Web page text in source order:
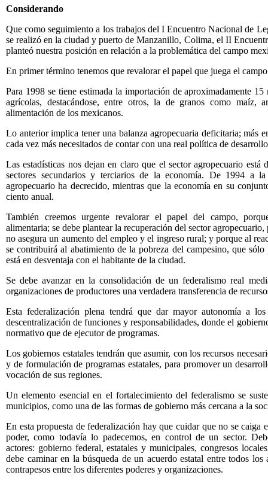
Considerando
Que como seguimiento a los trabajos del I Encuentro Nacional de
se realizó en la ciudad y puerto de Manzanillo, Colima, el II
planteó nuestra posición en relación a la problemática del campo
En primer término tenemos que revalorar el papel que juega el
Para 1998 se tiene estimada la importación de aproximadamente
agrícolas, destacándose, entre otros, la de granos como
alimentación de los mexicanos.
Lo anterior implica tener una balanza agropecuaria deficitaria; más
cada vez más necesitados de contar con una real política de
Las estadísticas nos dejan en claro que el sector agropecuario está
sectores secundarios y terciarios de la economía. De 1994 a
agropecuario ha decrecido, mientras que la economía en su
ciento anual.
También creemos urgente revalorar el papel del campo,
alimentaria; se debe plantear la recuperación del sector
no asegura un aumento del empleo y el ingreso rural; y porque al
se contribuirá al abatimiento de la pobreza del campesino, que
está en desventaja con el habitante de la ciudad.
Se debe avanzar en la consolidación de un federalismo real
organizaciones de productores una verdadera transferencia de
Esta federalización plena tendrá que dar mayor autonomía a
descentralización de funciones y responsabilidades, donde el
normativo que de ejecutor de programas.
Los gobiernos estatales tendrán que asumir, con los recursos
y de formulación de programas estatales, para promover un
vocación de sus regiones.
Un elemento esencial en el fortalecimiento del federalismo se
municipios, como una de las formas de gobierno más cercana a la
En esta propuesta de federalización hay que cuidar que no se caiga
poder, como todavía lo padecemos, en control de un sector.
actores: gobierno federal, estatales y municipales, congresos
debe caminar en la búsqueda de un acuerdo estatal entre todos los
contrapesos entre los diferentes poderes y organizaciones.